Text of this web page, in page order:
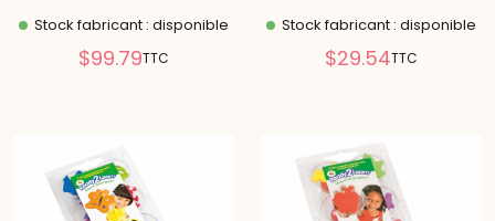
Stock fabricant : disponible
Prix
$99.79TTC
Stock fabricant : disponible
Prix
$29.54TTC